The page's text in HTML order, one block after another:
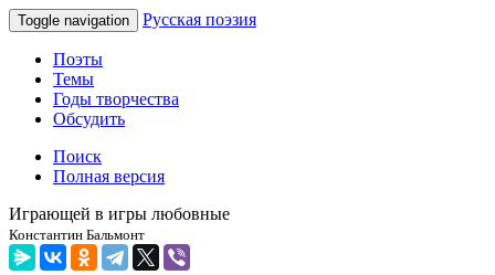
Toggle navigation Русская поэзия
Поэты
Темы
Годы творчества
Обсудить
Поиск
Полная версия
Играющей в игры любовные
Константин Бальмонт